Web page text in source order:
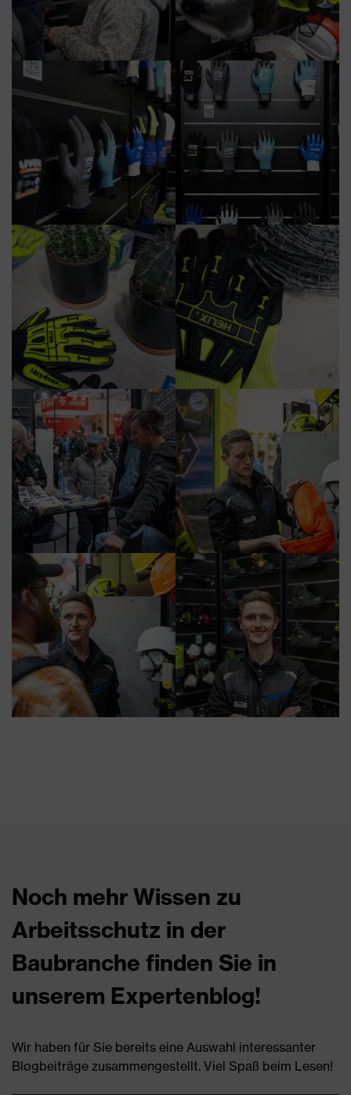
Noch mehr Wissen zu
Arbeitsschutz in der
Baubranche finden Sie in
unserem Expertenblog!
Wir haben für Sie bereits eine Auswahl interessanter
Blogbeiträge zusammengestellt. Viel Spaß beim Lesen!